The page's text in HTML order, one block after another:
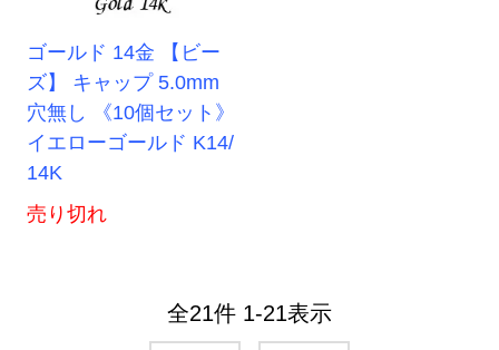
ゴールド 14金 【ビー
ズ】 キャップ 5.0mm
穴無し 《10個セット》
イエローゴールド K14/
14K
売り切れ
全21件 1-21表示